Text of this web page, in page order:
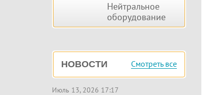
Нейтральное
оборудование
НОВОСТИ Смотреть все
Июль 13, 2026 17:17